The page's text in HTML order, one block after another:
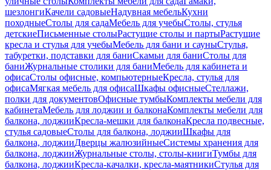
шезлонгиКачели садовыеНадувная мебельКухни
походныеСтолы для садаМебель для учебыСтолы, стулья
детскиеПисьменные столыРастущие столы и партыРастущие
кресла и стулья для учебыМебель для бани и сауныСтулья,
табуретки, подставки для баниСкамьи для баниСтолы для
баниЖурнальные столики для баниМебель для кабинета и
офисаСтолы офисные, компьютерныеКресла, стулья для
офисаМягкая мебель для офисаШкафы офисныеСтеллажи,
полки для документовОфисные тумбыКомплекты мебели для
кабинетаМебель для лоджии и балконаКомплекты мебели для
балкона, лоджииКресла-мешки для балконаКресла подвесные,
стулья садовыеСтолы для балкона, лоджииШкафы для
балкона, лоджииДверцы жалюзийныеСистемы хранения для
балкона, лоджииЖурнальные столы, столы-книгиТумбы для
балкона, лоджииКресла-качалки, кресла-маятникиСтулья для